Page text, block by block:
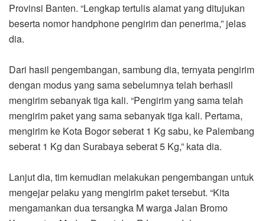
Provinsi Banten. “Lengkap tertulis alamat yang ditujukan
beserta nomor handphone pengirim dan penerima,” jelas
dia.
Dari hasil pengembangan, sambung dia, ternyata pengirim
dengan modus yang sama sebelumnya telah berhasil
mengirim sebanyak tiga kali. “Pengirim yang sama telah
mengirim paket yang sama sebanyak tiga kali. Pertama,
mengirim ke Kota Bogor seberat 1 Kg sabu, ke Palembang
seberat 1 Kg dan Surabaya seberat 5 Kg,” kata dia.
Lanjut dia, tim kemudian melakukan pengembangan untuk
mengejar pelaku yang mengirim paket tersebut. “Kita
mengamankan dua tersangka M warga Jalan Bromo